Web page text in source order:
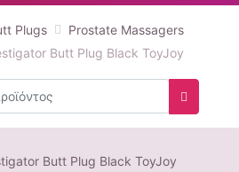
Plugs
Prostate Massagers
Butt Plug Black ToyJoy